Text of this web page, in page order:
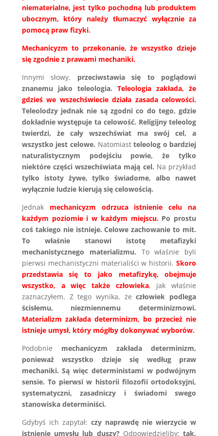
niematerialne, jest tylko pochodną lub produktem
ubocznym, który należy tłumaczyć wyłącznie za
pomocą praw fizyki.
Mechanicyzm to przekonanie, że wszystko dzieje
się zgodnie z prawami mechaniki.
Innymi słowy, przeciwstawia się to poglądowi
znanemu jako teleologia.Teleologia zakłada, że
gdzieś we wszechświecie działa zasada celowości.
Teleolodzy jednak nie są zgodni co do tego, gdzie
dokładnie występuje ta celowość. Religijny teleolog
twierdzi, że cały wszechświat ma swój cel, a
wszystko jest celowe. Natomiastteleolog o bardziej
naturalistycznym podejściu powie, że tylko
niektóre części wszechświata mają cel. Na przykład
tylko istoty żywe, tylko świadome, albo nawet
wyłącznie ludzie kierują się celowością.
Jednak mechanicyzm odrzuca istnienie celu na
każdym poziomie i w każdym miejscu.Po prostu
coś takiego nie istnieje. Celowe zachowanie to mit.
To właśnie stanowi istotę metafizyki
mechanistycznego materializmu. To właśnie byli
pierwsi mechanistyczni materialiści w historii. Skoro
przedstawia się to jako metafizykę, obejmuje
wszystko, a więc także człowieka, jak właśnie
zaznaczyłem. Z tego wynika, żeczłowiek podlega
ścisłemu, niezmiennemu determinizmowi.
Materializm zakłada determinizm, bo przecież nie
istnieje umysł, który mógłby dokonywać wyborów.
Podobnie mechanicyzm zakłada determinizm,
ponieważ wszystko dzieje się według praw
mechaniki. Są więc deterministami w podwójnym
sensie. To pierwsi w historii filozofii ortodoksyjni,
systematyczni, zasadniczy i świadomi swego
stanowiska determiniści.
Gdybyś ich zapytał: czy naprawdę nie wierzycie w
istnienie umysłu lub duszy?Odpowiedzieliby:tak,